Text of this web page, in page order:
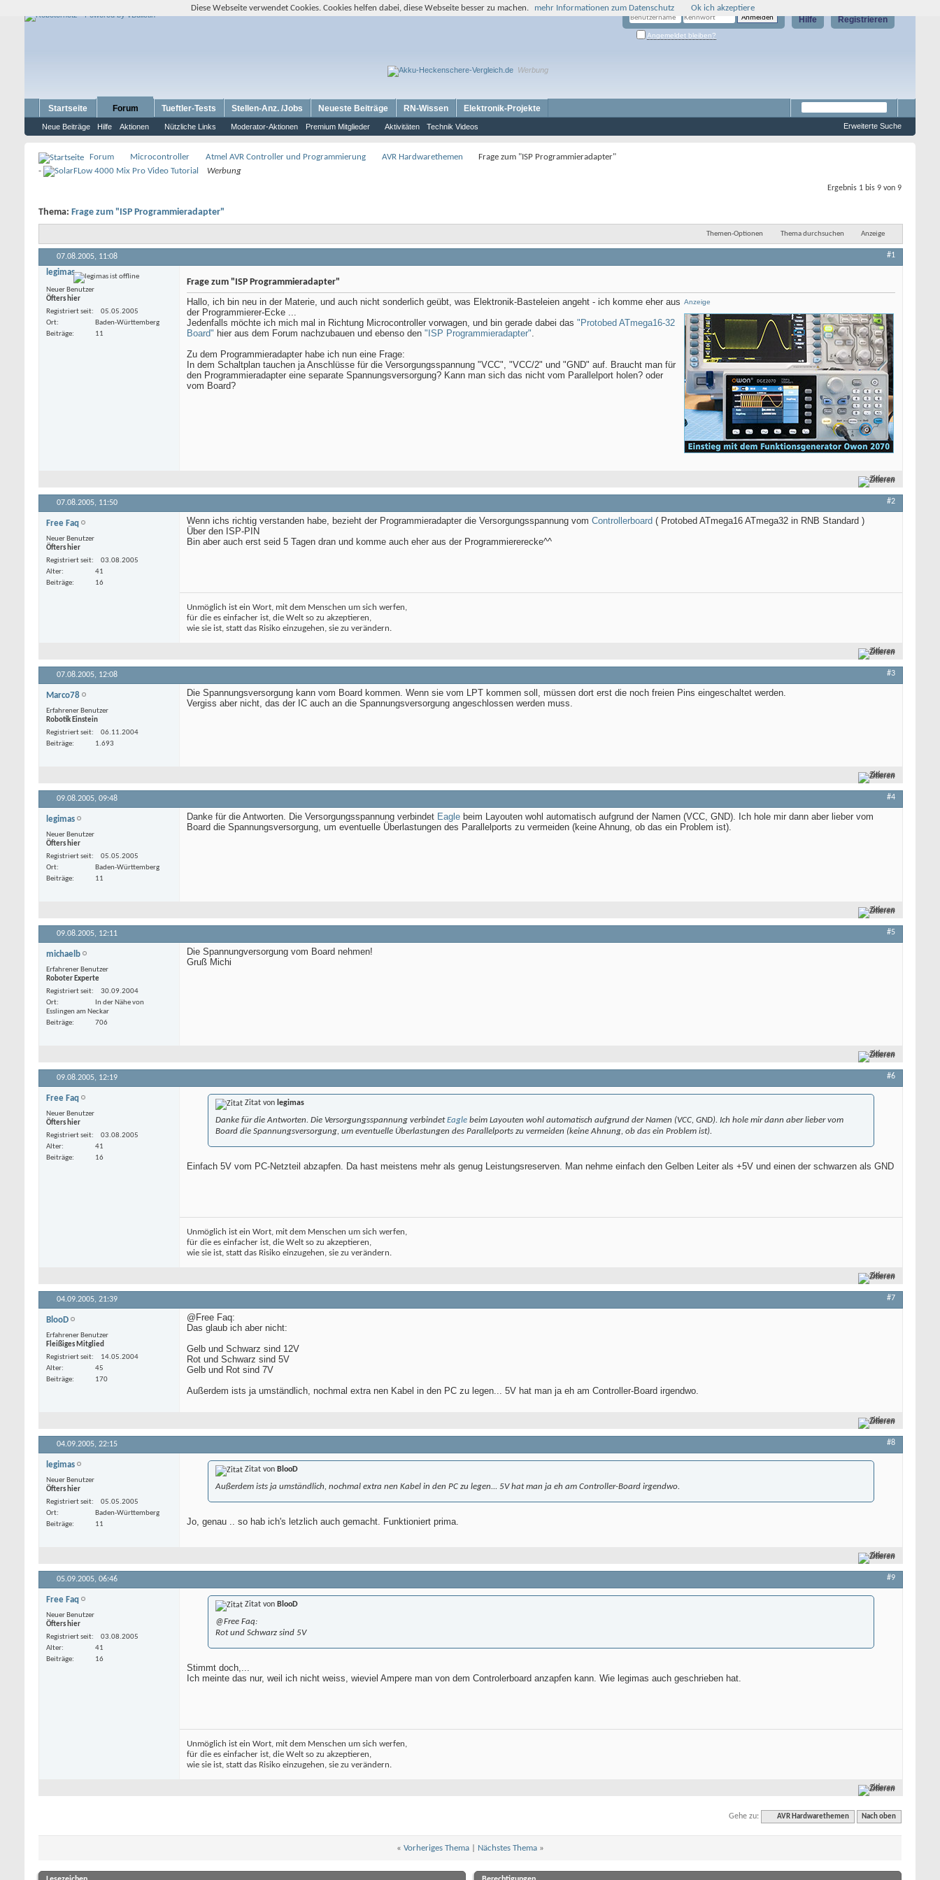
Registrieren
Hilfe
Angemeldet bleiben?
Werbung
Startseite Forum
Neue Beiträge Hilfe Aktionen Nützliche Links Moderator-Aktionen Premium Mitglieder Aktivitäten Technik Videos
Tueftler-Tests Stellen-Anz. /Jobs Neueste Beiträge RN-Wissen Elektronik-Projekte
Erweiterte Suche
Forum Microcontroller Atmel AVR Controller und Programmierung AVR Hardwarethemen
Frage zum "ISP Programmieradapter"
-
Werbung
Ergebnis 1 bis 9 von 9
Thema: Frage zum "ISP Programmieradapter"
Themen-Optionen Thema durchsuchen Anzeige
07.08.2005, 11:08 #1
legimas
Neuer Benutzer
Öfters hier
Registriert seit
05.05.2005
Ort
Baden-Württemberg
Beiträge
11
Frage zum "ISP Programmieradapter"
Anzeige
Hallo, ich bin neu in der Materie, und auch nicht sonderlich geübt, was Elektronik-Basteleien angeht - ich komme eher aus
der Programmierer-Ecke ...
Jedenfalls möchte ich mich mal in Richtung Microcontroller vorwagen, und bin gerade dabei das "Protobed ATmega16-32
Board" hier aus dem Forum nachzubauen und ebenso den "ISP Programmieradapter".
Zu dem Programmieradapter habe ich nun eine Frage:
In dem Schaltplan tauchen ja Anschlüsse für die Versorgungsspannung "VCC", "VCC/2" und "GND" auf. Braucht man für
den Programmieradapter eine separate Spannungsversorgung? Kann man sich das nicht vom Parallelport holen? oder
vom Board?
Zitieren
07.08.2005, 11:50 #2
Free Faq
Neuer Benutzer
Öfters hier
Registriert seit
03.08.2005
Alter
41
Beiträge
16
Wenn ichs richtig verstanden habe, bezieht der Programmieradapter die Versorgungsspannung vom Controllerboard ( Protobed ATmega16 ATmega32 in RNB Standard )
Über den ISP-PIN
Bin aber auch erst seid 5 Tagen dran und komme auch eher aus der Programmiererecke^^
Unmöglich ist ein Wort, mit dem Menschen um sich werfen,
für die es einfacher ist, die Welt so zu akzeptieren,
wie sie ist, statt das Risiko einzugehen, sie zu verändern.
Zitieren
07.08.2005, 12:08 #3
Marco78
Erfahrener Benutzer
Robotik Einstein
Registriert seit
06.11.2004
Beiträge
1.693
Die Spannungsversorgung kann vom Board kommen. Wenn sie vom LPT kommen soll, müssen dort erst die noch freien Pins eingeschaltet werden.
Vergiss aber nicht, das der IC auch an die Spannungsversorgung angeschlossen werden muss.
Zitieren
09.08.2005, 09:48 #4
legimas
Neuer Benutzer
Öfters hier
Registriert seit
05.05.2005
Ort
Baden-Württemberg
Beiträge
11
Danke für die Antworten. Die Versorgungsspannung verbindet Eagle beim Layouten wohl automatisch aufgrund der Namen (VCC, GND). Ich hole mir dann aber lieber vom
Board die Spannungsversorgung, um eventuelle Überlastungen des Parallelports zu vermeiden (keine Ahnung, ob das ein Problem ist).
Zitieren
09.08.2005, 12:11 #5
michaelb
Erfahrener Benutzer
Roboter Experte
Registriert seit
30.09.2004
Ort
In der Nähe von
Esslingen am Neckar
Beiträge
706
Die Spannungversorgung vom Board nehmen!
Gruß Michi
Zitieren
09.08.2005, 12:19 #6
Free Faq
Neuer Benutzer
Öfters hier
Registriert seit
03.08.2005
Alter
41
Beiträge
16
Zitat von legimas
Danke für die Antworten. Die Versorgungsspannung verbindetEagle beim Layouten wohl automatisch aufgrund der Namen (VCC, GND). Ich hole mir dann aber lieber vom
Board die Spannungsversorgung, um eventuelle Überlastungen des Parallelports zu vermeiden (keine Ahnung, ob das ein Problem ist).
Einfach 5V vom PC-Netzteil abzapfen. Da hast meistens mehr als genug Leistungsreserven. Man nehme einfach den Gelben Leiter als +5V und einen der schwarzen als GND
Unmöglich ist ein Wort, mit dem Menschen um sich werfen,
für die es einfacher ist, die Welt so zu akzeptieren,
wie sie ist, statt das Risiko einzugehen, sie zu verändern.
Zitieren
04.09.2005, 21:39 #7
BlooD
Erfahrener Benutzer
Fleißiges Mitglied
Registriert seit
14.05.2004
Alter
45
Beiträge
170
@Free Faq:
Das glaub ich aber nicht:
Gelb und Schwarz sind 12V
Rot und Schwarz sind 5V
Gelb und Rot sind 7V
Außerdem ists ja umständlich, nochmal extra nen Kabel in den PC zu legen... 5V hat man ja eh am Controller-Board irgendwo.
Zitieren
04.09.2005, 22:15 #8
legimas
Neuer Benutzer
Öfters hier
Registriert seit
05.05.2005
Ort
Baden-Württemberg
Beiträge
11
Zitat von BlooD
Außerdem ists ja umständlich, nochmal extra nen Kabel in den PC zu legen... 5V hat man ja eh am Controller-Board irgendwo.
Jo, genau .. so hab ich's letzlich auch gemacht. Funktioniert prima.
Zitieren
05.09.2005, 06:46 #9
Free Faq
Neuer Benutzer
Öfters hier
Registriert seit
03.08.2005
Alter
41
Beiträge
16
Zitat von BlooD
@Free Faq:
Rot und Schwarz sind 5V
Stimmt doch,...
Ich meinte das nur, weil ich nicht weiss, wieviel Ampere man von dem Controlerboard anzapfen kann. Wie legimas auch geschrieben hat.
Unmöglich ist ein Wort, mit dem Menschen um sich werfen,
für die es einfacher ist, die Welt so zu akzeptieren,
wie sie ist, statt das Risiko einzugehen, sie zu verändern.
Zitieren
Gehe zu: AVR Hardwarethemen Nach oben
« Vorheriges Thema| Nächstes Thema »
Diese Webseite verwendet Cookies. Cookies helfen dabei, diese Webseite besser zu machen. mehr Informationen zum Datenschutz Ok ich akzeptiere